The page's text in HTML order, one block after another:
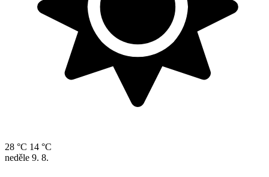
28 °C 14 °C
neděle 9. 8.